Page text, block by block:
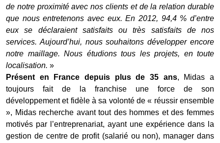
de notre proximité avec nos clients et de la relation durable
que nous entretenons avec eux. En 2012, 94,4 % d’entre
eux se déclaraient satisfaits ou très satisfaits de nos
services. Aujourd’hui, nous souhaitons développer encore
notre maillage. Nous étudions tous les projets, en toute
localisation. »
Présent en France depuis plus de 35 ans, Midas a
toujours fait de la franchise une force de son
développement et fidèle à sa volonté de « réussir ensemble
», Midas recherche avant tout des hommes et des femmes
motivés par l’entreprenariat, ayant une expérience dans la
gestion de centre de profit (salarié ou non), manager dans